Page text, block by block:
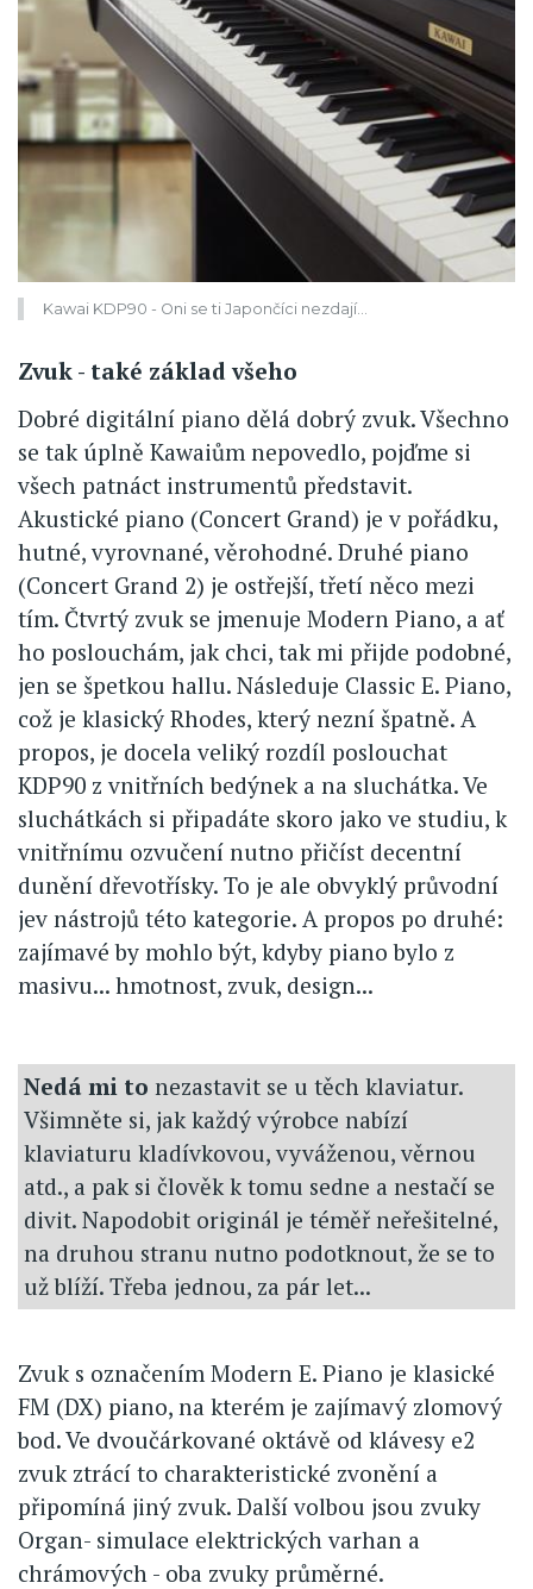
Kawai KDP90 - Oni se ti Japončíci nezdají…
Zvuk - také základ všeho
Dobré digitální piano dělá dobrý zvuk. Všechno
se tak úplně Kawaiům nepovedlo, pojďme si
všech patnáct instrumentů představit.
Akustické piano (Concert Grand) je v pořádku,
hutné, vyrovnané, věrohodné. Druhé piano
(Concert Grand 2) je ostřejší, třetí něco mezi
tím. Čtvrtý zvuk se jmenuje Modern Piano, a ať
ho poslouchám, jak chci, tak mi přijde podobné,
jen se špetkou hallu. Následuje Classic E. Piano,
což je klasický Rhodes, který nezní špatně. A
propos, je docela veliký rozdíl poslouchat
KDP90 z vnitřních bedýnek a na sluchátka. Ve
sluchátkách si připadáte skoro jako ve studiu, k
vnitřnímu ozvučení nutno přičíst decentní
dunění dřevotřísky. To je ale obvyklý průvodní
jev nástrojů této kategorie. A propos po druhé:
zajímavé by mohlo být, kdyby piano bylo z
masivu... hmotnost, zvuk, design...
Nedá mi to nezastavit se u těch klaviatur.
Všimněte si, jak každý výrobce nabízí
klaviaturu kladívkovou, vyváženou, věrnou
atd., a pak si člověk k tomu sedne a nestačí se
divit. Napodobit originál je téměř neřešitelné,
na druhou stranu nutno podotknout, že se to
už blíží. Třeba jednou, za pár let...
Zvuk s označením Modern E. Piano je klasické
FM (DX) piano, na kterém je zajímavý zlomový
bod. Ve dvoučárkované oktávě od klávesy e2
zvuk ztrácí to charakteristické zvonění a
připomíná jiný zvuk. Další volbou jsou zvuky
Organ- simulace elektrických varhan a
chrámových - oba zvuky průměrné.